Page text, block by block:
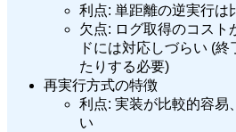
利点: 単距離の逆実行は
欠点: ログ取得のコスト
ドには対応しづらい (
たりする必要)
再実行方式の特徴
利点: 実装が比較的容易
い